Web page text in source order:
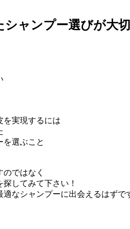
シャンプー選びが大切
を実現するには
を選ぶこと
ではなく
してみて下さい！
適なシャンプーに出会えるはずで